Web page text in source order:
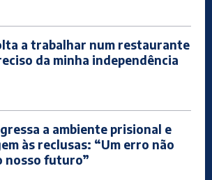
a trabalhar num restaurante
da minha independência
a ambiente prisional e
às reclusas: “Um erro não
nosso futuro”